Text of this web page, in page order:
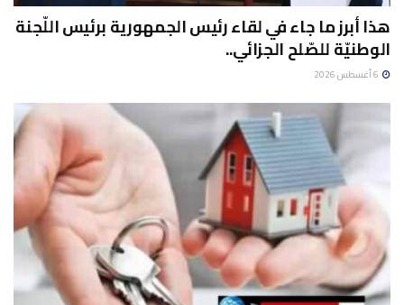
هذا أبرز ما جاء في لقاء رئيس الجمهورية برئيس اللّجنة
الوطنيّة للصّلح الجزائي..